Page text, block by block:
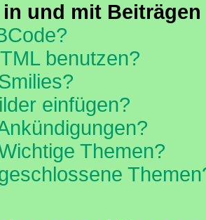
in und mit
benutzen?
einfügen?
Themen?